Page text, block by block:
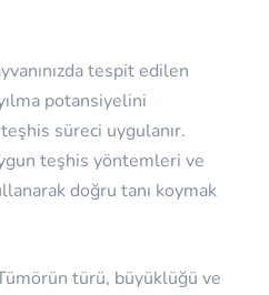
tespit edilen
potansiyelini
süreci uygulanır.
teşhis yöntemleri ve
doğru tanı koymak
türü, büyüklüğü ve